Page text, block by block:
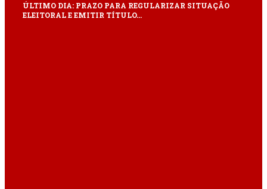
ÚLTIMO DIA: PRAZO PARA REGULARIZAR SITUAÇÃO
ELEITORAL E EMITIR TÍTULO…